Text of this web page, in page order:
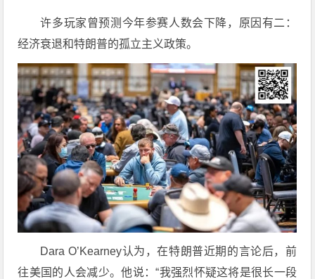
许多玩家曾预测今年参赛人数会下降，原因有二：
经济衰退和特朗普的孤立主义政策。
Dara O’Kearney认为，在特朗普近期的言论后，前
往美国的人会减少。他说：“我强烈怀疑这将是很长一段